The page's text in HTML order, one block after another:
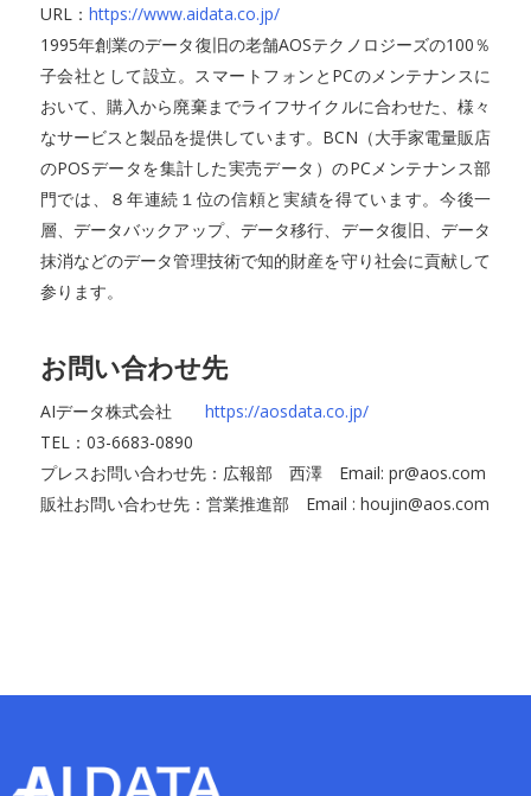
URL： https://www.aidata.co.jp/
1995年創業のデータ復旧の老舗AOSテクノロジーズの100％
子会社として設立。スマートフォンとPCのメンテナンスに
おいて、購入から廃棄までライフサイクルに合わせた、様々
なサービスと製品を提供しています。BCN（大手家電量販店
のPOSデータを集計した実売データ）のPCメンテナンス部
門では、８年連続１位の信頼と実績を得ています。今後一
層、データバックアップ、データ移行、データ復旧、データ
抹消などのデータ管理技術で知的財産を守り社会に貢献して
参ります。
お問い合わせ先
AIデータ株式会社 https://aosdata.co.jp/
TEL：03-6683-0890
プレスお問い合わせ先：広報部 西澤 Email: pr@aos.com
販社お問い合わせ先：営業推進部 Email : houjin@aos.com